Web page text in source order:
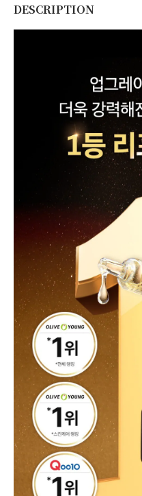
DESCRIPTION